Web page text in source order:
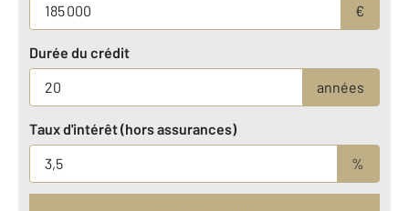
€
Durée du crédit
années
Taux d'intérêt (hors assurances)
%